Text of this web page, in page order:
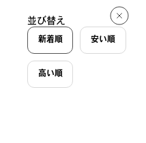
並び替え
新着順 安い順
高い順